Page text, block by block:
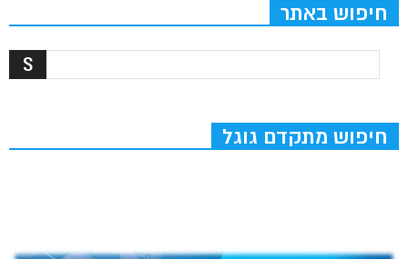
חיפוש באתר
חיפוש מתקדם גוגל